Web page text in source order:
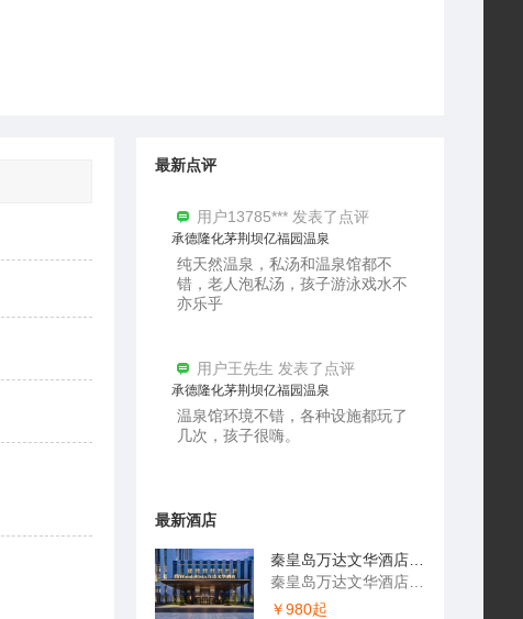
最新点评
用户13785*** 发表了点评
承德隆化茅荆坝亿福园温泉
纯天然温泉，私汤和温泉馆都不
错，老人泡私汤，孩子游泳戏水不
亦乐乎
用户王先生 发表了点评
承德隆化茅荆坝亿福园温泉
温泉馆环境不错，各种设施都玩了
几次，孩子很嗨。
最新酒店
￥980起